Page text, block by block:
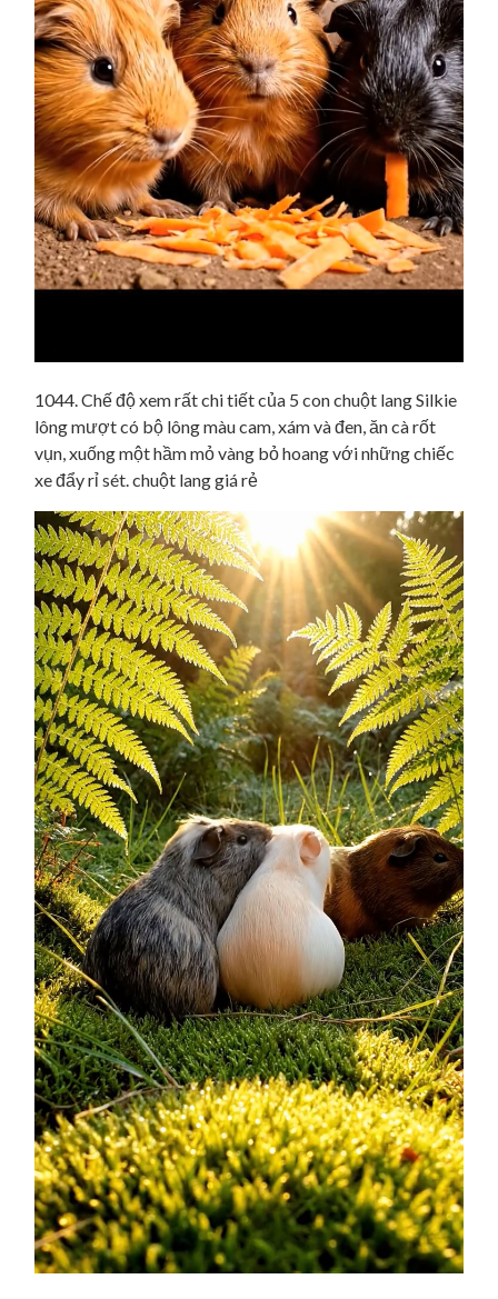
1044. Chế độ xem rất chi tiết của 5 con chuột lang Silkie
lông mượt có bộ lông màu cam, xám và đen, ăn cà rốt
vụn, xuống một hầm mỏ vàng bỏ hoang với những chiếc
xe đẩy rỉ sét. chuột lang giá rẻ